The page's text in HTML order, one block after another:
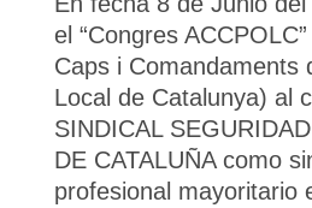
el “Congres
Caps i Comandaments
Local de Catalunya) al
SINDICAL
DE CATALUÑA como
profesional mayoritario